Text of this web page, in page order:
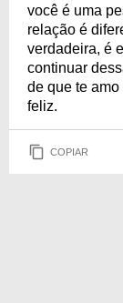
você é uma
relação é
verdadeira, é
continuar
de que te
feliz.
COPIAR